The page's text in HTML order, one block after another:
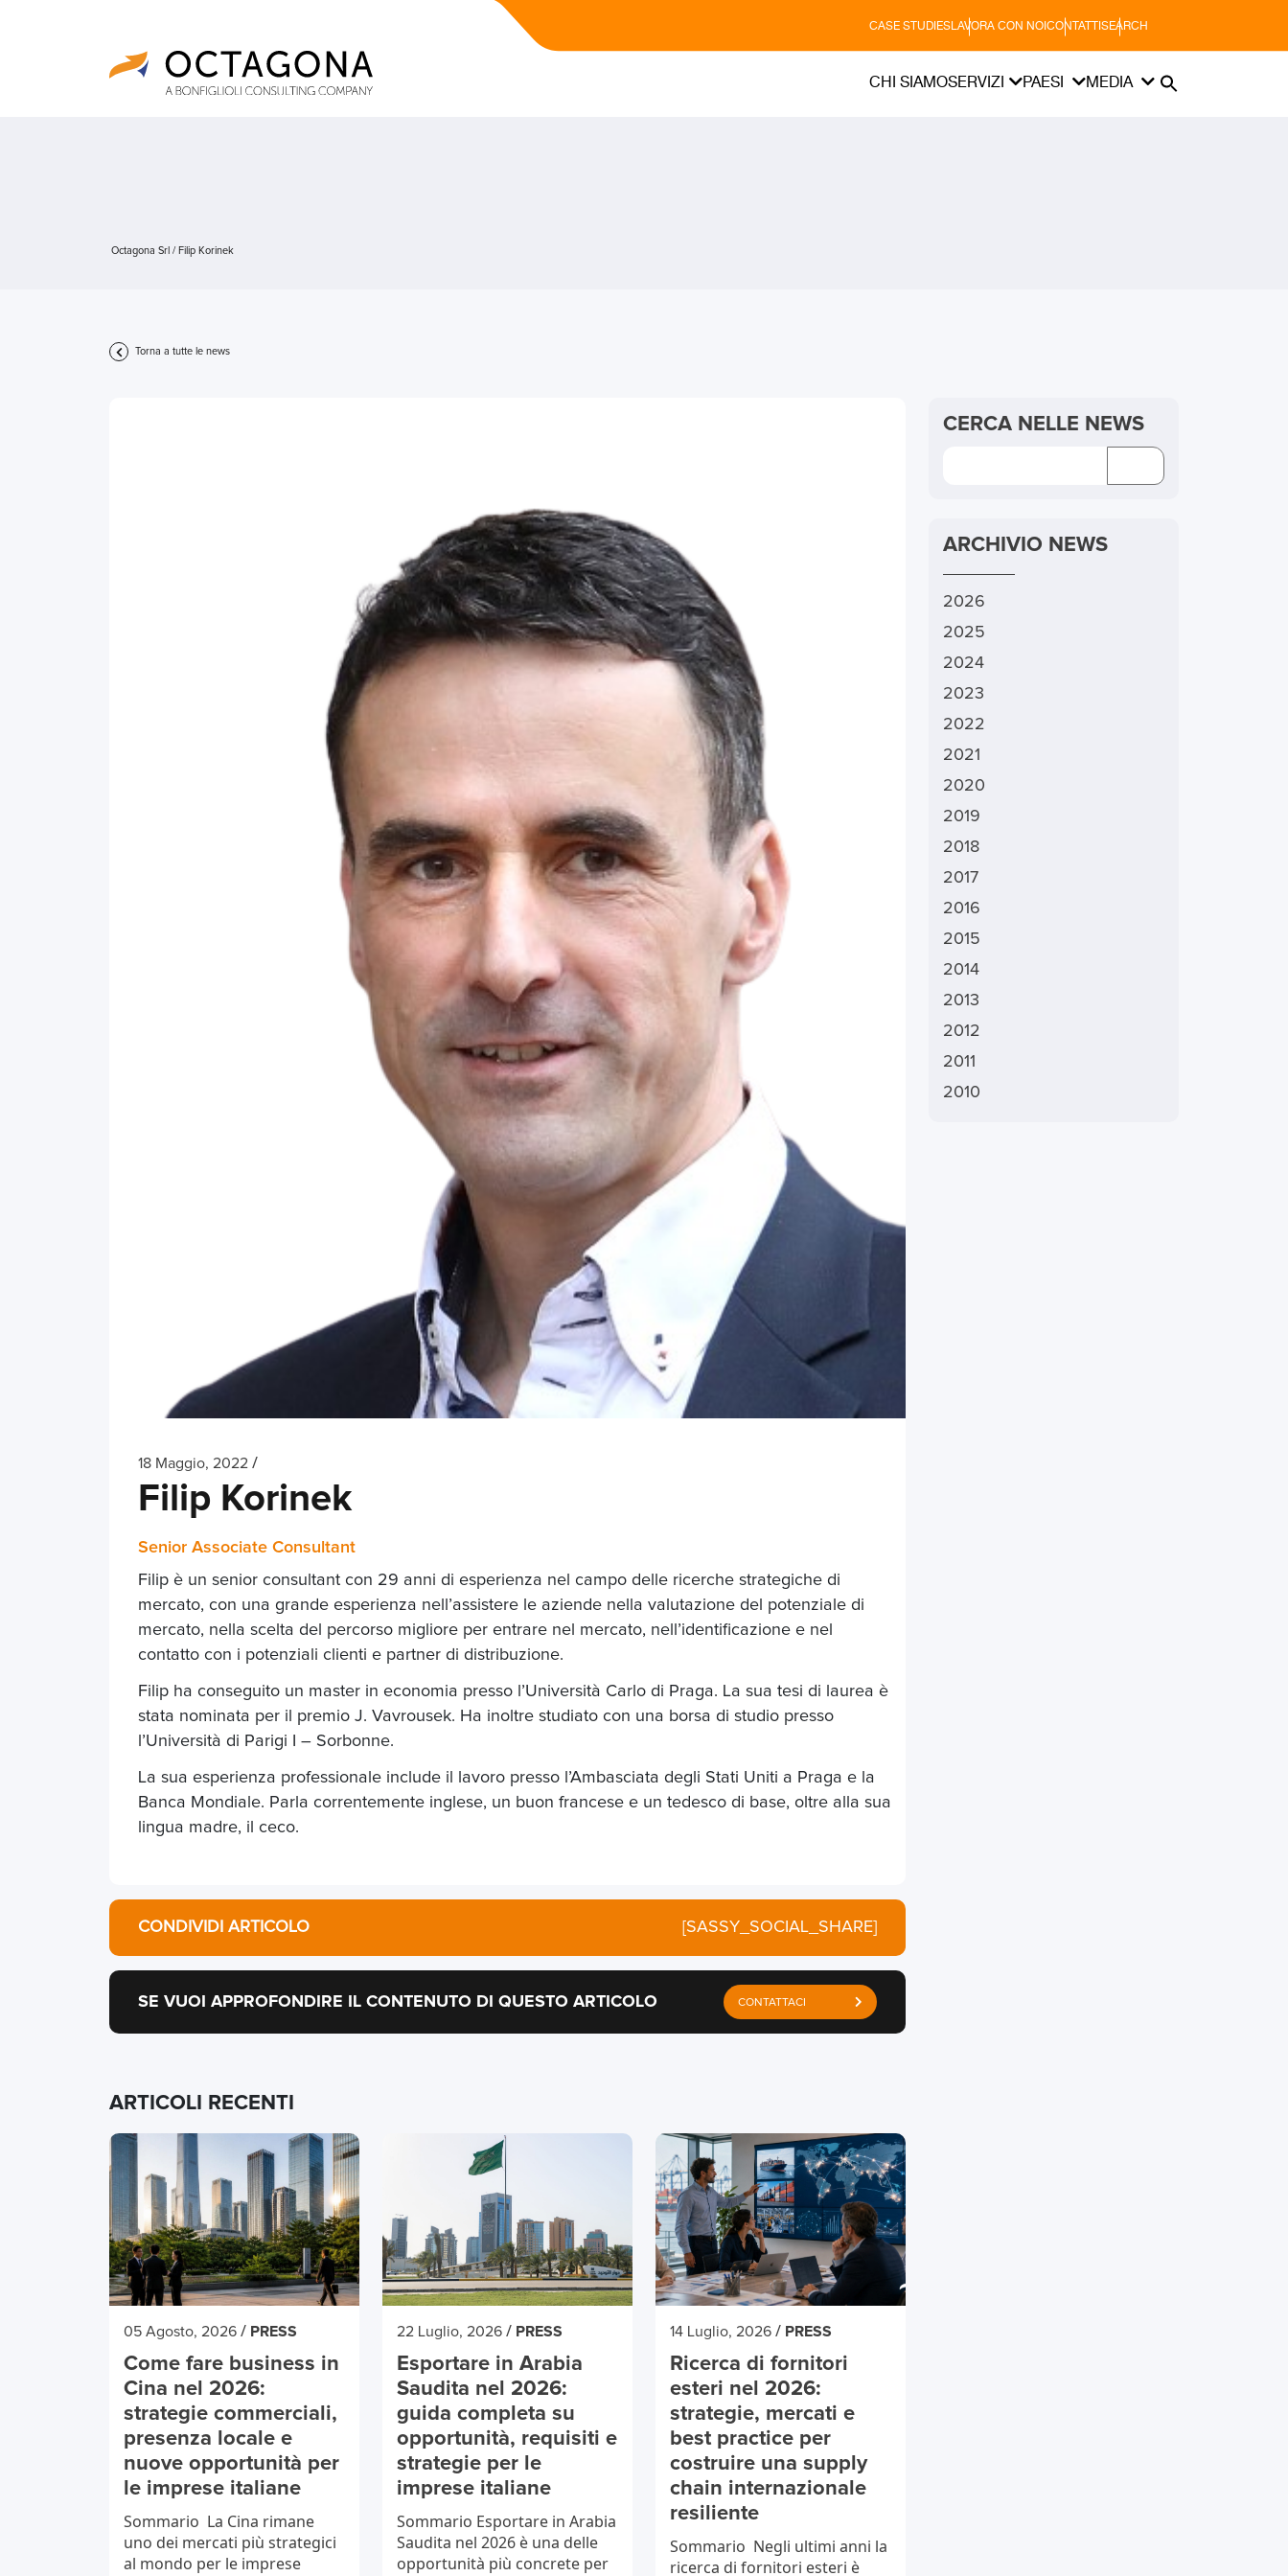
CASE STUDIESLAVORA CON NOICONTATTISEARCH
CHI SIAMOSERVIZI PAESI MEDIA
Octagona Srl / Filip Korinek
Torna a tutte le news
18 Maggio, 2022 /
Filip Korinek
Senior Associate Consultant
Filip è un senior consultant con 29 anni di esperienza nel campo delle ricerche strategiche di
mercato, con una grande esperienza nell’assistere le aziende nella valutazione del potenziale di
mercato, nella scelta del percorso migliore per entrare nel mercato, nell’identificazione e nel
contatto con i potenziali clienti e partner di distribuzione.
Filip ha conseguito un master in economia presso l’Università Carlo di Praga. La sua tesi di laurea è
stata nominata per il premio J. Vavrousek. Ha inoltre studiato con una borsa di studio presso
l’Università di Parigi I – Sorbonne.
La sua esperienza professionale include il lavoro presso l’Ambasciata degli Stati Uniti a Praga e la
Banca Mondiale. Parla correntemente inglese, un buon francese e un tedesco di base, oltre alla sua
lingua madre, il ceco.
CONDIVIDI ARTICOLO [SASSY_SOCIAL_SHARE]
SE VUOI APPROFONDIRE IL CONTENUTO DI QUESTO ARTICOLO CONTATTACI
ARTICOLI RECENTI
05 Agosto, 2026 / PRESS
Come fare business in
Cina nel 2026:
strategie commerciali,
presenza locale e
nuove opportunità per
le imprese italiane
Sommario La Cina rimane
uno dei mercati più strategici
al mondo per le imprese
22 Luglio, 2026/ PRESS
Esportare in Arabia
Saudita nel 2026:
guida completa su
opportunità, requisiti e
strategie per le
imprese italiane
Sommario Esportare in Arabia
Saudita nel 2026 è una delle
opportunità più concrete per
14 Luglio, 2026/ PRESS
Ricerca di fornitori
esteri nel 2026:
strategie, mercati e
best practice per
costruire una supply
chain internazionale
resiliente
Sommario Negli ultimi anni la
ricerca di fornitori esteri è
CERCA NELLE NEWS
ARCHIVIO NEWS
2026
2025
2024
2023
2022
2021
2020
2019
2018
2017
2016
2015
2014
2013
2012
2011
2010